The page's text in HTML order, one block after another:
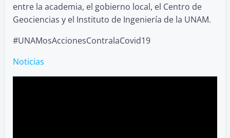
entre la academia, el gobierno local, el Centro de
Geociencias y el Instituto de Ingeniería de la UNAM.
#UNAMosAccionesContralaCovid19
Noticias